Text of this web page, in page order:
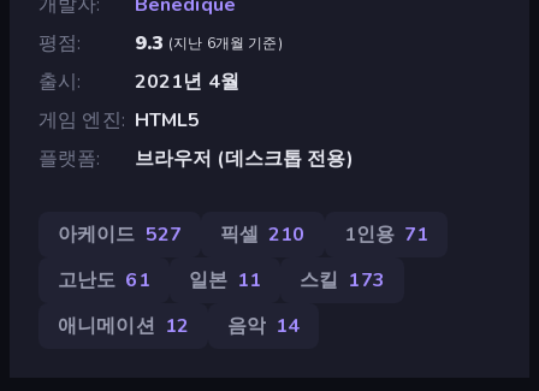
평점
9.3 (지난 6개월 기준)
출시
2021년 4월
게임 엔진
HTML5
플랫폼
브라우저 (데스크톱 전용)
아케이드 527 픽셀 210 1인용 71
고난도 61 일본 11 스킬 173
애니메이션 12 음악 14